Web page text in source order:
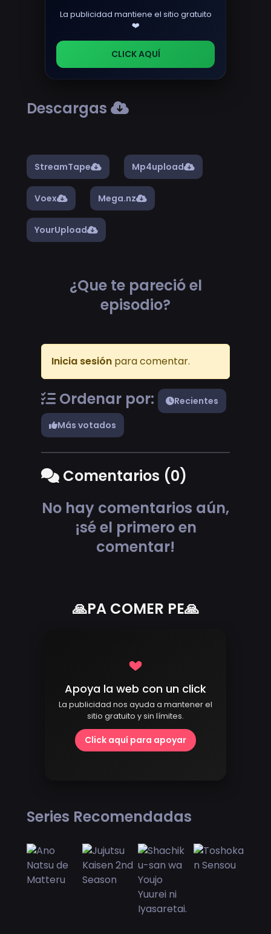
La publicidad mantiene el sitio gratuito
❤️
CLICK AQUÍ
Descargas
StreamTape Mp4upload
Voex Mega.nz
YourUpload
¿Que te pareció el
episodio?
Inicia sesión para comentar.
Ordenar por:
Recientes
Más votados
Comentarios (0)
No hay comentarios aún,
¡sé el primero en
comentar!
🙏PA COMER PE🙏
Apoya la web con un click
La publicidad nos ayuda a mantener el
sitio gratuito y sin límites.
Click aquí para apoyar
Series Recomendadas